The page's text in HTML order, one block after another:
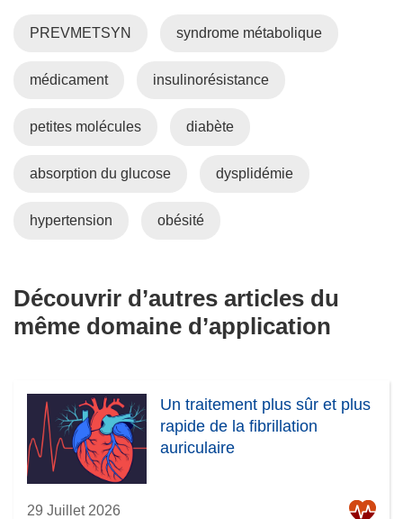
PREVMETSYN syndrome métabolique
médicament insulinorésistance
petites molécules diabète
absorption du glucose dysplidémie
hypertension obésité
Découvrir d’autres articles du
même domaine d’application
Un traitement plus sûr et plus
rapide de la fibrillation
auriculaire
29 Juillet 2026